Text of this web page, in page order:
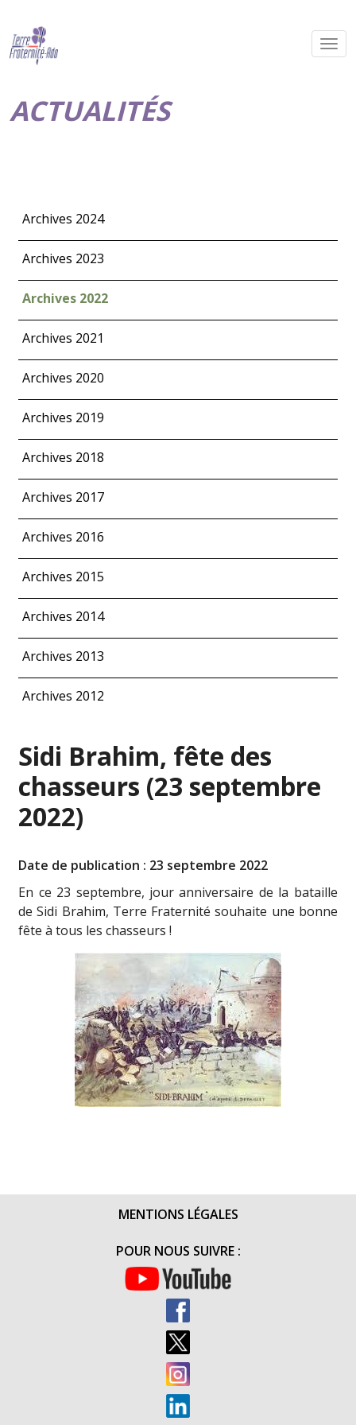
ACTUALITÉS
Archives 2024
Archives 2023
Archives 2022
Archives 2021
Archives 2020
Archives 2019
Archives 2018
Archives 2017
Archives 2016
Archives 2015
Archives 2014
Archives 2013
Archives 2012
Sidi Brahim, fête des
chasseurs (23 septembre
2022)
Date de publication : 23 septembre 2022
En ce 23 septembre, jour anniversaire de la bataille
de Sidi Brahim, Terre Fraternité souhaite une bonne
fête à tous les chasseurs !
MENTIONS LÉGALES
POUR NOUS SUIVRE :